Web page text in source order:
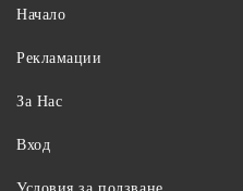
Начало
Рекламации
За Нас
Вход